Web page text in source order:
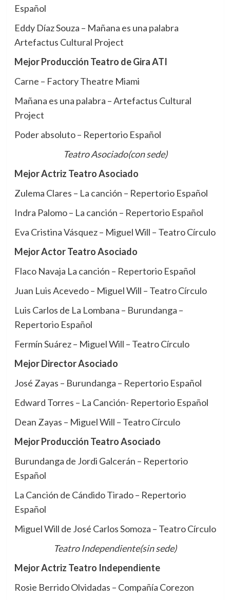
Español
Eddy Díaz Souza – Mañana es una palabra
Artefactus Cultural Project
Mejor Producción Teatro de Gira ATI
Carne – Factory Theatre Miami
Mañana es una palabra – Artefactus Cultural
Project
Poder absoluto – Repertorio Español
Teatro Asociado(con sede)
Mejor Actriz Teatro Asociado
Zulema Clares – La canción – Repertorio Español
Indra Palomo – La canción – Repertorio Español
Eva Cristina Vásquez – Miguel Will – Teatro Círculo
Mejor Actor Teatro Asociado
Flaco Navaja La canción – Repertorio Español
Juan Luis Acevedo – Miguel Will – Teatro Círculo
Luis Carlos de La Lombana – Burundanga –
Repertorio Español
Fermín Suárez – Miguel Will – Teatro Círculo
Mejor Director Asociado
José Zayas – Burundanga – Repertorio Español
Edward Torres – La Canción- Repertorio Español
Dean Zayas – Miguel Will – Teatro Círculo
Mejor Producción Teatro Asociado
Burundanga de Jordi Galcerán – Repertorio
Español
La Canción de Cándido Tirado – Repertorio
Español
Miguel Will de José Carlos Somoza – Teatro Círculo
Teatro Independiente(sin sede)
Mejor Actriz Teatro Independiente
Rosie Berrido Olvidadas – Compañía Corezon